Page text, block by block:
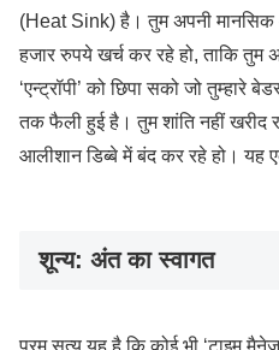
(Heat Sink) है। तुम अपनी
हजार रुपये खर्च कर रहे हो, ताकि तुम
‘एन्ट्रॉपी’ को छिपा सको जो
तक फैली हुई है। तुम शांति नहीं खरीद
आलीशान डिब्बे में बंद कर रहे हो। यह
शून्य: अंत का स्वागत
परम सत्य यह है कि कोई भी ‘टाइम